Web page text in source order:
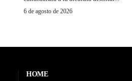
6 de agosto de 2026
HOME